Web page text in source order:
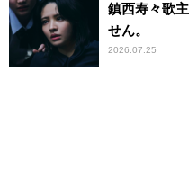
鎮西寿々歌
せん。
2026.07.25